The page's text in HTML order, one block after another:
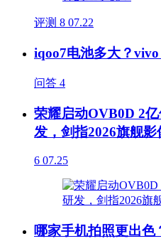
评测 8 07.22
iqoo7电池多大？
问答 4
荣耀启动OVB0D 2
发，剑指2026旗舰影
6 07.25
哪家手机拍照更出色